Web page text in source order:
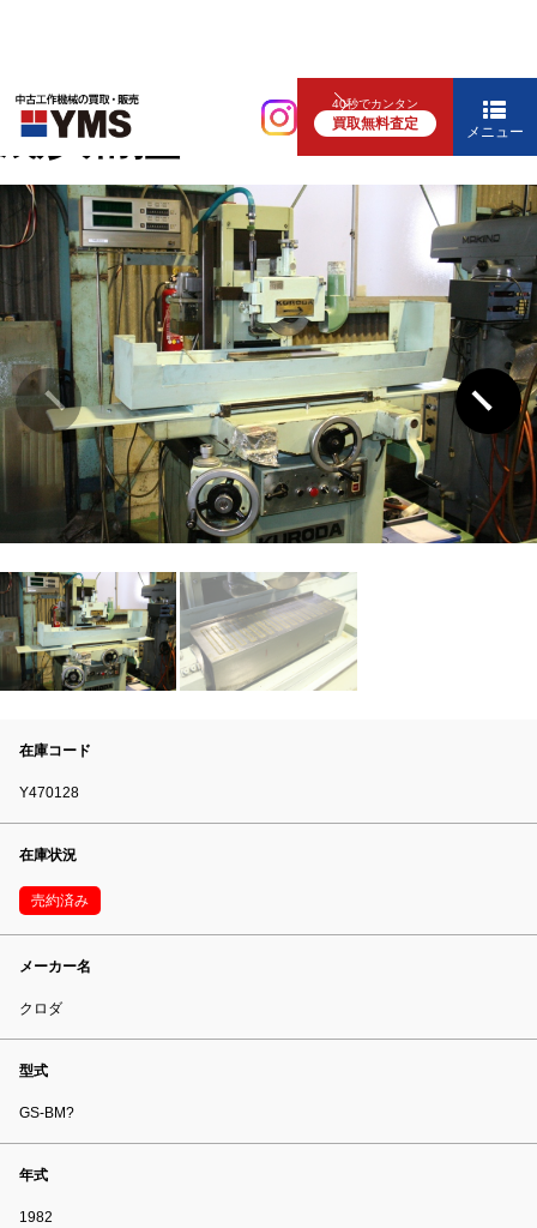
40秒でカンタン
買取無料査定 メニュー
研削盤
成形研削盤
在庫コード
Y470128
在庫状況
売約済み
メーカー名
クロダ
型式
GS-BM?
年式
1982